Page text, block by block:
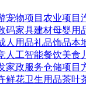
宠物项目 农业项目
码家具建材母婴用
人用品礼品饰品本
人工智能餐饮美食
家政服务仓储项目
鲜花卫生用品茶叶